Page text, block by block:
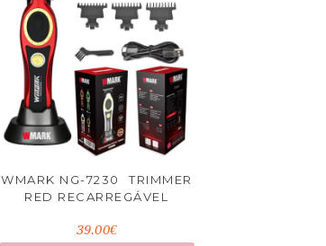
WMARK NG-7230  TRIMMER
RED RECARREGÁVEL
39.00€